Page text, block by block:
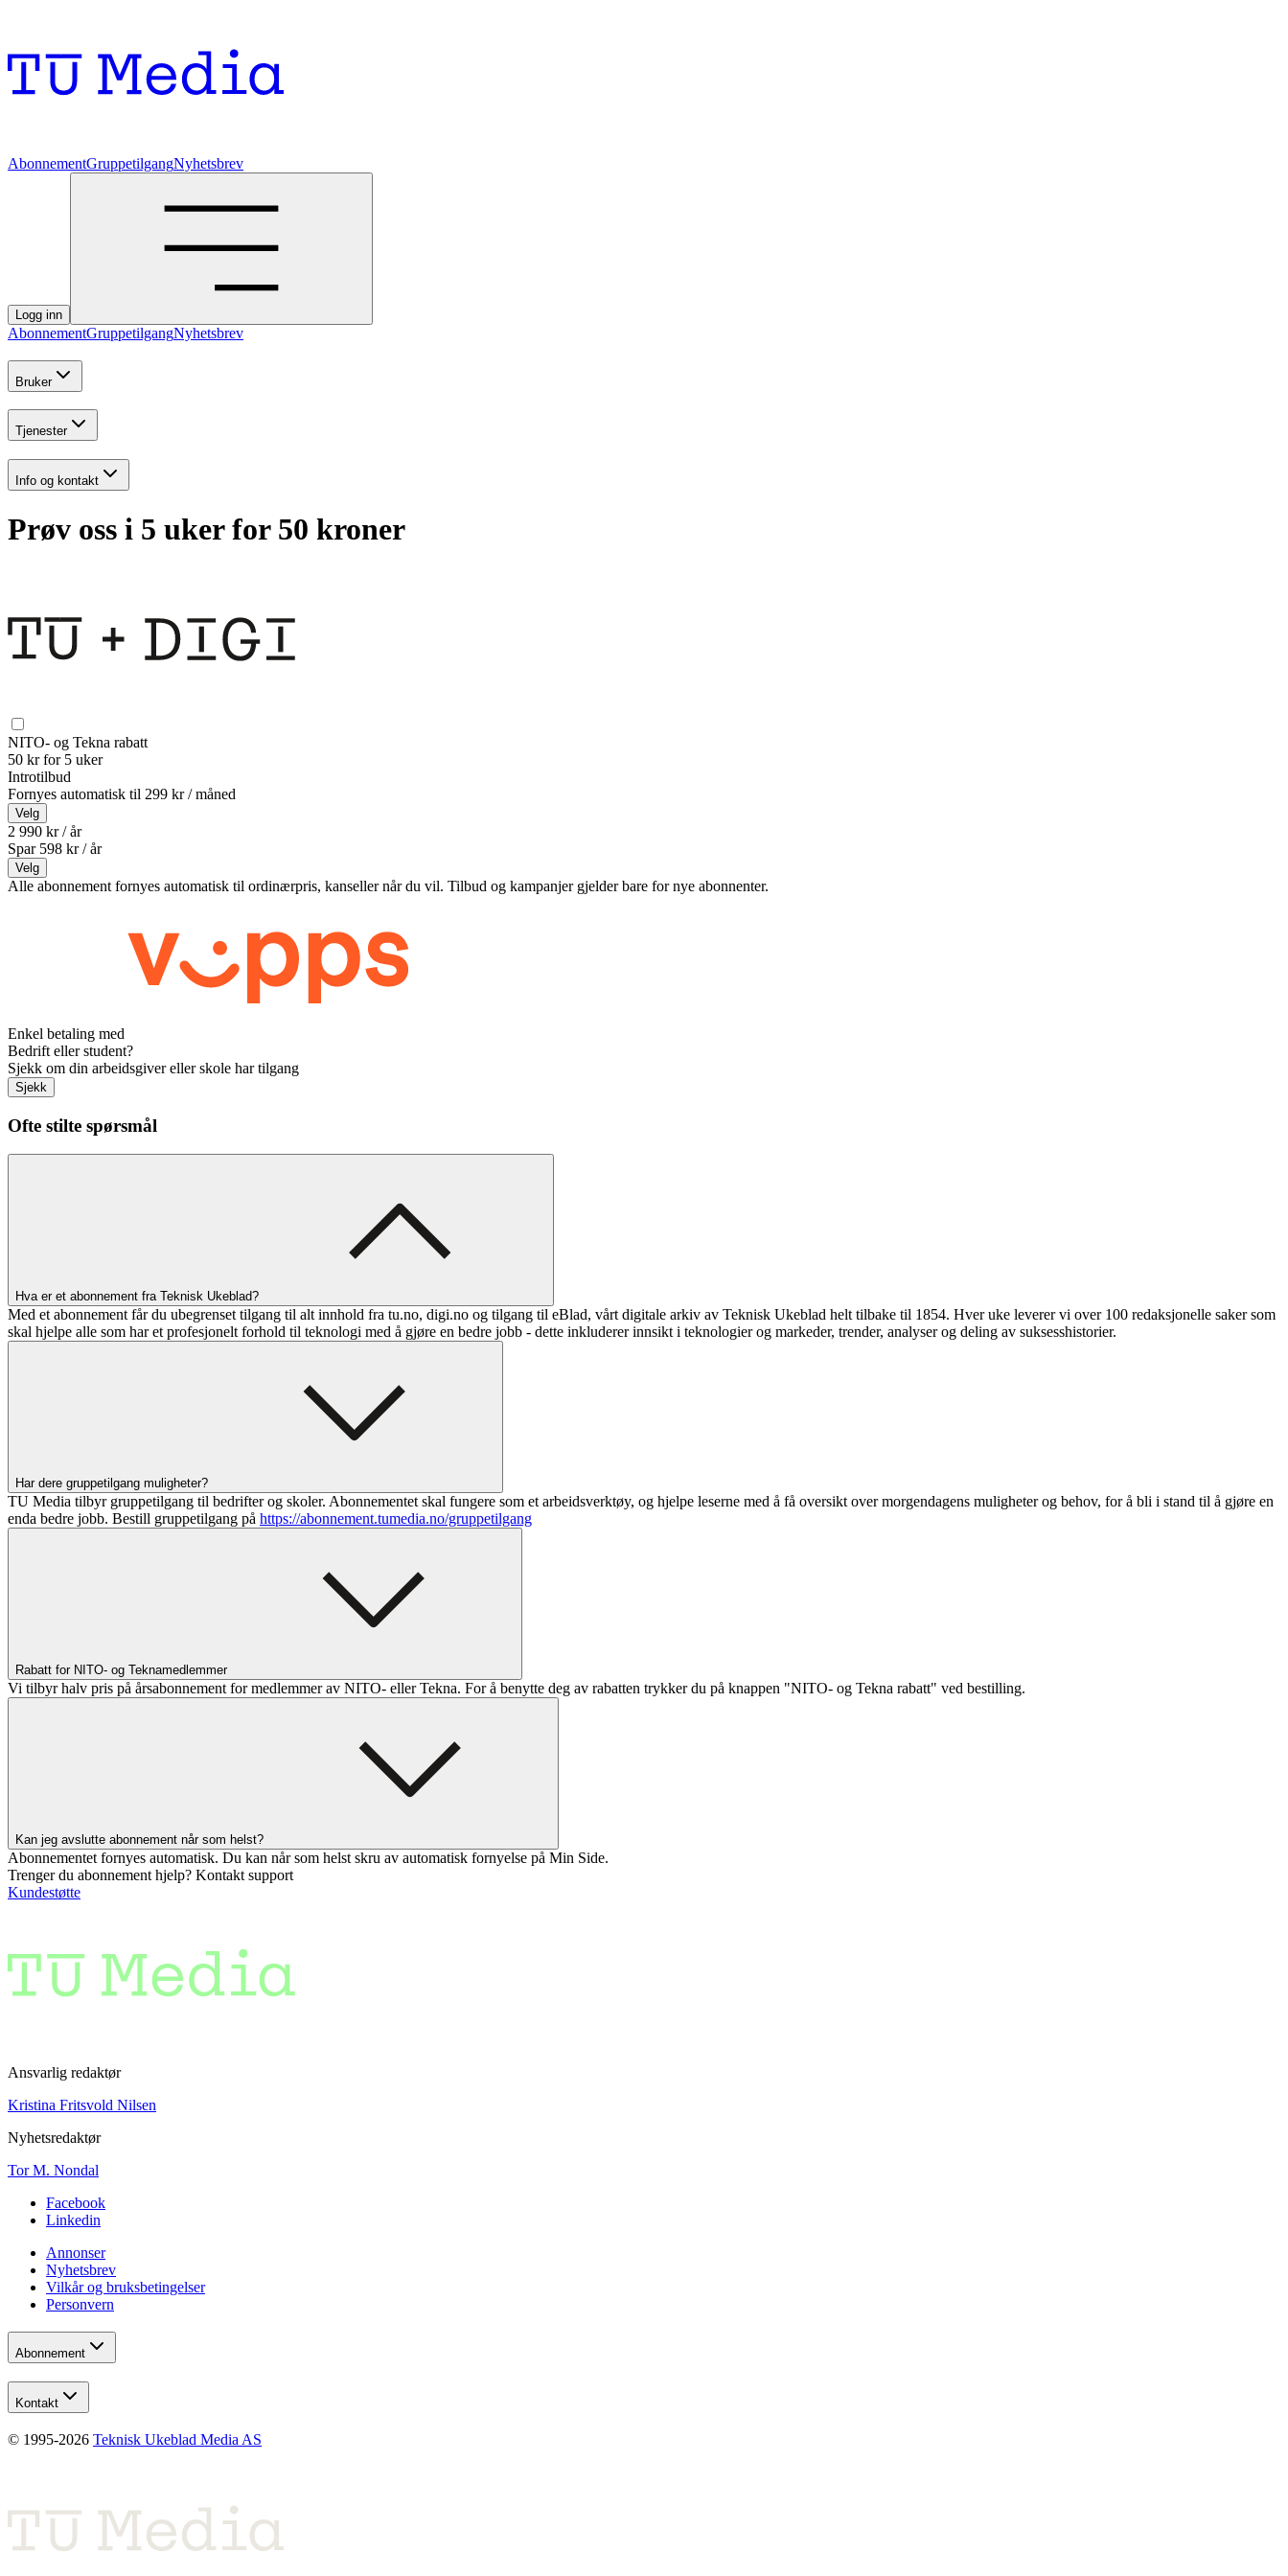
AbonnementGruppetilgangNyhetsbrev
Logg inn
AbonnementGruppetilgangNyhetsbrev
Bruker
Tjenester
Info og kontakt
Prøv oss i 5 uker for 50 kroner
NITO- og Tekna rabatt
50 kr for 5 uker
Introtilbud
Fornyes automatisk til 299 kr / måned
Velg
2 990 kr / år
Spar 598 kr /år
Velg
Alle abonnement fornyes automatisk til ordinærpris, kanseller når du vil. Tilbud og kampanjer gjelder bare for nye abonnenter.
Enkel betaling med
Bedrift eller student?
Sjekk om din arbeidsgiver eller skole har tilgang
Sjekk
Ofte stilte spørsmål
Hva er et abonnement fra Teknisk Ukeblad?
Med et abonnement får du ubegrenset tilgang til alt innhold fra tu.no, digi.no og tilgang til eBlad, vårt digitale arkiv av Teknisk Ukeblad helt tilbake til 1854. Hver uke leverer vi over 100 redaksjonelle saker som
skal hjelpe alle som har et profesjonelt forhold til teknologi med å gjøre en bedre jobb - dette inkluderer innsikt i teknologier og markeder, trender, analyser og deling av suksesshistorier.
Har dere gruppetilgang muligheter?
TU Media tilbyr gruppetilgang til bedrifter og skoler. Abonnementet skal fungere som et arbeidsverktøy, og hjelpe leserne med å få oversikt over morgendagens muligheter og behov, for å bli i stand til å gjøre en
enda bedre jobb. Bestill gruppetilgang på https://abonnement.tumedia.no/gruppetilgang
Rabatt for NITO- og Teknamedlemmer
Vi tilbyr halv pris på årsabonnement for medlemmer av NITO- eller Tekna. For å benytte deg av rabatten trykker du på knappen "NITO- og Tekna rabatt" ved bestilling.
Kan jeg avslutte abonnement når som helst?
Abonnementet fornyes automatisk. Du kan når som helst skru av automatisk fornyelse på Min Side.
Trenger du abonnement hjelp? Kontakt support
Kundestøtte
Ansvarlig redaktør
Kristina Fritsvold Nilsen
Nyhetsredaktør
Tor M. Nondal
Facebook
Linkedin
Annonser
Nyhetsbrev
Vilkår og bruksbetingelser
Personvern
Abonnement
Kontakt
© 1995-2026 Teknisk Ukeblad Media AS